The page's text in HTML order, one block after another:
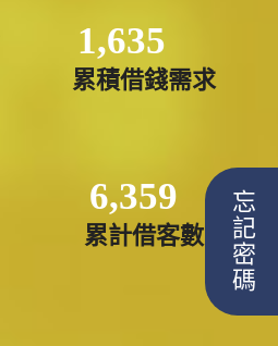
1,635
累積借錢需求
6,359
累計借客數 忘記密碼